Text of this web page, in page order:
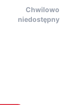
Chwilowo
niedostępny